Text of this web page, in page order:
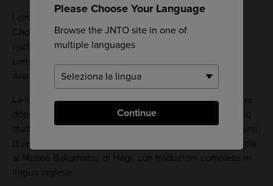
Please Choose Your Language
Browse the JNTO site in one of
multiple languages
Continue
I cinque giovani samurai conosciuti come i Cinque di
Choshu sono una sorta di leggenda a Hagi. Nel 1863
rischiarono la vita per andare illegalmente a studiare a
Londra, decisi a sfruttare le nuove conoscenze per far
avanzare tecnologicamente il Giappone.
La loro audace spedizione aiutò il Giappone a progredire
dopo secoli di isolamento. Uno dei Cinque di Choshu, lo
studente dell'Accademia di Shoka Sonjuku
Ito Hirobumi,
divenne Primo ministro del Giappone. Scopri la loro storia
al Museo Bakumatsu di Hagi, con traduzioni complete in
lingua inglese.